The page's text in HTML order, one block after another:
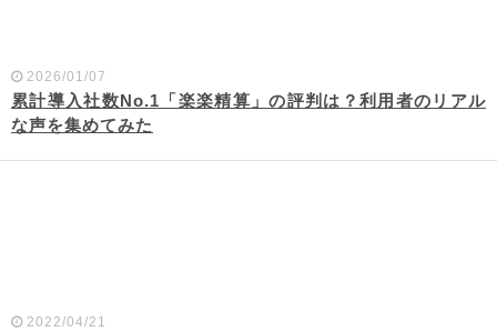
2026/01/07
累計導入社数No.1「楽楽精算」の評判は？利用者のリアル
な声を集めてみた
2022/04/21